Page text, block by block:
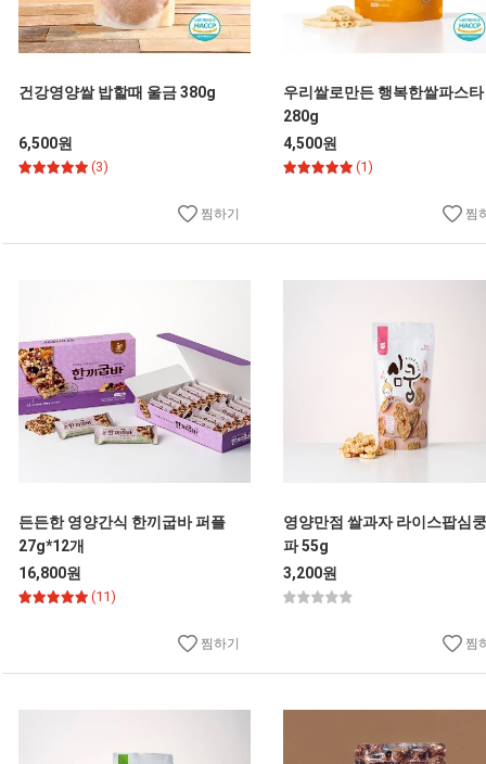
건강영양쌀 밥할때 울금 380g
6,500원
(3)
찜하기
우리쌀로만든 행복한쌀파스타
280g
4,500원
(1)
찜
든든한 영양간식 한끼굽바 퍼플
27g*12개
16,800원
(11)
찜하기
영양만점 쌀과자 라이스팝심
파 55g
3,200원
찜